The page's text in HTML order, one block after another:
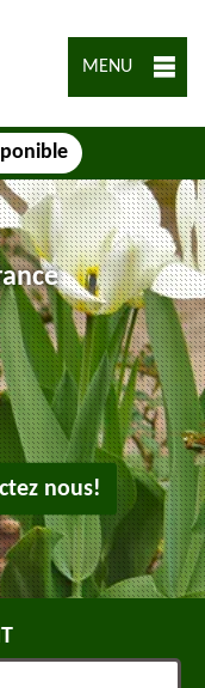
MENU
nous!